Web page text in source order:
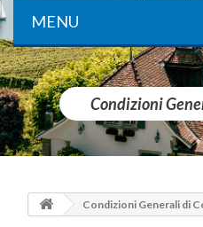
MENU
Condizioni
Condizioni Generali di